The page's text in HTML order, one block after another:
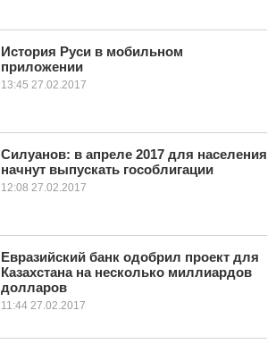
История Руси в мобильном
приложении
13:45 27.02.2017
Силуанов: в апреле 2017 для населения
начнут выпускать гособлигации
12:08 27.02.2017
Евразийский банк одобрил проект для
Казахстана на несколько миллиардов
долларов
11:44 27.02.2017